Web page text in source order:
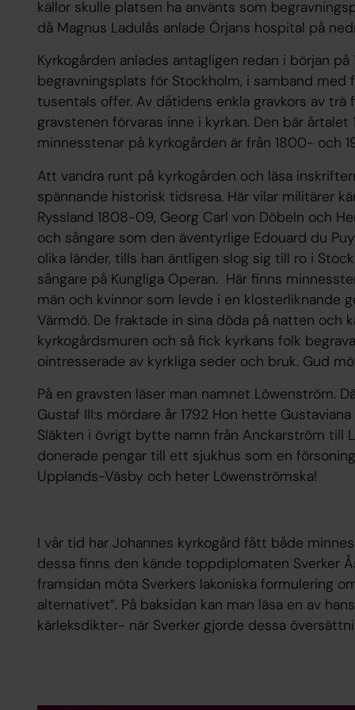
källor skulle platsen ha använts som
då Magnus Ladulås anlade Örjans hospital på
Kyrkogården anlades antagligen redan i början
begravningsplats för Stockholm, i samband
tusentals offer. Av dåtidens enkla gravkors av
gravstenen förvaras inne i kyrkan. Den bär årtalet
minnesstenar på kyrkogården är från 1800- och
Att vandra runt på kyrkogården och läsa
spännande historisk tidsresa. Här vilar militärer
Ryssland 1808-09, Georg Carl von Döbeln och
och sångare som den äventyrlige Edouard du
olika länder, tills han äntligen slog sig till ro i
sångare på Kungliga Operan. Här finns
män och kvinnor som levde i en klosterliknande
Värmdö. De fraktade in sina döda på natten och
kyrkogårdsmuren och så fick kyrkans folk
ointresserade av kyrkliga seder och bruk. Gud
På en gravsten läser man namnet Löwenström.
Gustaf III:s mördare år 1792 Hon hette
Släkten i övrigt bytte namn från Anckarström till
donerade pengar till ett sjukhus som en
Upplands-Väsby och heter Löwenströmska!
I vår tid har Johannes kyrkogård fått både
dessa finns den kände toppdiplomaten Sverker
framsidan möta Sverkers lakoniska formulering
alternativet”. På baksidan kan man läsa en av
kärleksdikter- när Sverker gjorde dessa